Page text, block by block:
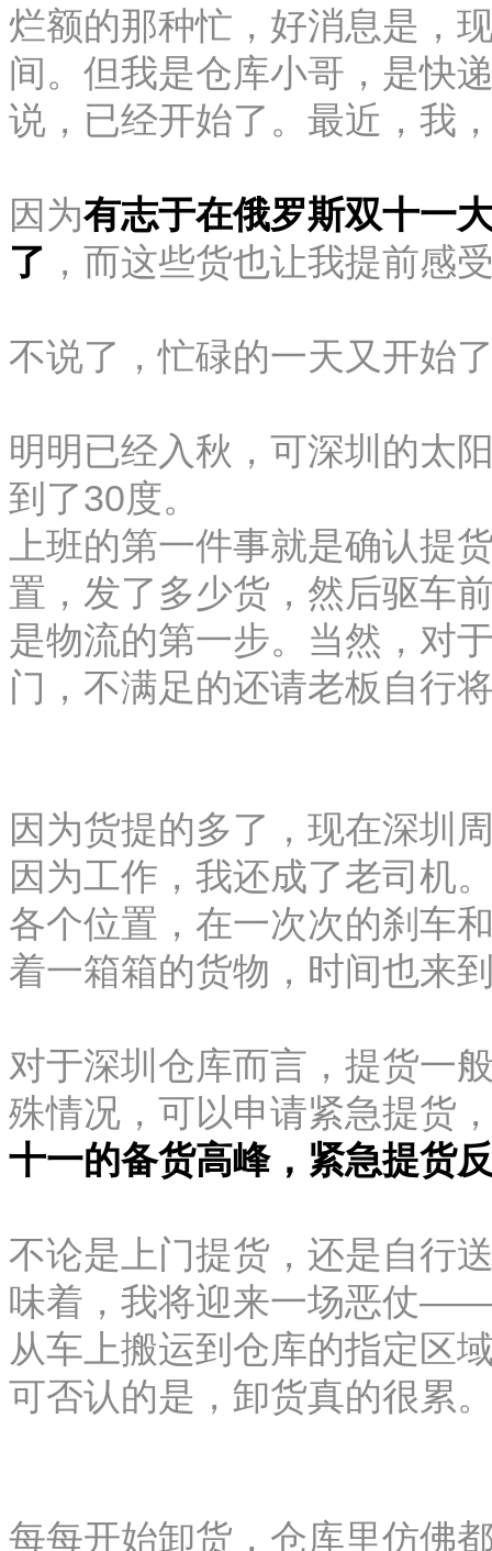
烂额的那种忙，好消息是，
间。但我是仓库小哥，是快
说，已经开始了。 最近，我
因为有志于在俄罗斯双十一
了 ，而这些货也让我提前感
不说了，忙碌的一天又开始
明明已经入秋，可深圳的太
到了30度。
上班的第一件事就是确认提
置，发了多少货，然后驱车
是物流的第一步。当然，对
门，不满足的还请老板自行
因为货提的多了，现在深圳
因为工作，我还成了老司机
各个位置，在一次次的刹车
着一箱箱的货物，时间也来
对于深圳仓库而言，提货一
殊情况，可以申请紧急提货
十一的备货高峰，紧急提货
不论是上门提货，还是自行
味着，我将迎来一场恶仗
从车上搬运到仓库的指定区
可否认的是，卸货真的很累
每每开始卸货，仓库里仿佛